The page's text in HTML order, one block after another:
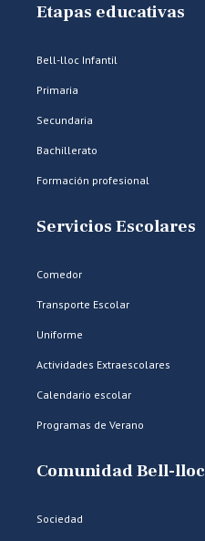
Etapas educativas
Bell-lloc Infantil
Primaria
Secundaria
Bachillerato
Formación profesional
Servicios Escolares
Comedor
Transporte Escolar
Uniforme
Actividades Extraescolares
Calendario escolar
Programas de Verano
Comunidad Bell-lloc
Sociedad